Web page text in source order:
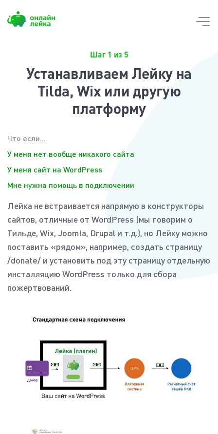
to
Шаг 1 из 5
Устанавливаем Лейку на
Tilda, Wix или другую
платформу
Что если...
У меня нет вообще никакого сайта
У меня сайт на WordPress
Мне нужна помощь в подключении
Лейка не встраивается напрямую в конструкторы
сайтов, отличные от WordPress (мы говорим о
Тильде, Wix, Joomla, Drupal и т.д.), но Лейку можно
поставить «рядом», например, создать страницу
/donate/ и установить под эту страницу отдельную
инсталляцию WordPress только для сбора
пожертвований.